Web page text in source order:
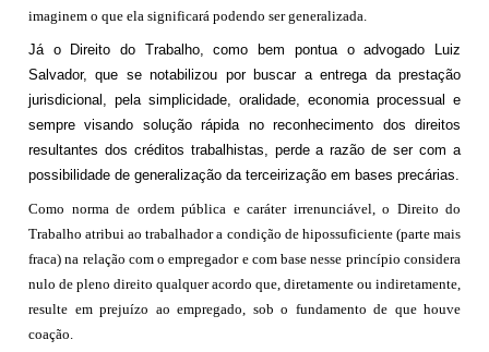
imaginem o que ela significará podendo ser generalizada.
Já o Direito do Trabalho, como bem pontua o advogado Luiz
Salvador, que se notabilizou por buscar a entrega da prestação
jurisdicional, pela simplicidade, oralidade, economia processual e
sempre visando solução rápida no reconhecimento dos direitos
resultantes dos créditos trabalhistas, perde a razão de ser com a
possibilidade de generalização da terceirização em bases precárias.
Como norma de ordem pública e caráter irrenunciável, o Direito do
Trabalho atribui ao trabalhador a condição de hipossuficiente (parte mais
fraca) na relação com o empregador e com base nesse princípio considera
nulo de pleno direito qualquer acordo que, diretamente ou indiretamente,
resulte em prejuízo ao empregado, sob o fundamento de que houve
coação.